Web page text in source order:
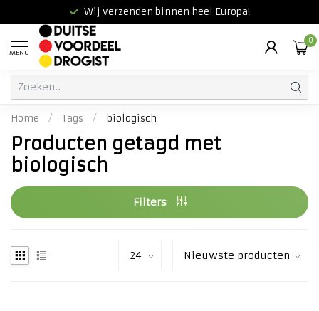
Wij verzenden binnen heel Europa!
MENU
0
Home / Tags / biologisch
Producten getagd met
biologisch
Filters